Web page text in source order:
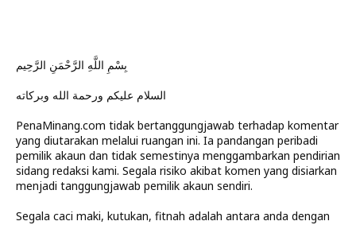
بِسْمِ اللَّهِ الرَّحْمَنِ الرَّحِيم
السلام عليكم ورحمة الله وبركاته
PenaMinang.com tidak bertanggungjawab terhadap komentar
yang diutarakan melalui ruangan ini. Ia pandangan peribadi
pemilik akaun dan tidak semestinya menggambarkan pendirian
sidang redaksi kami. Segala risiko akibat komen yang disiarkan
menjadi tanggungjawab pemilik akaun sendiri.
Segala caci maki, kutukan, fitnah adalah antara anda dengan